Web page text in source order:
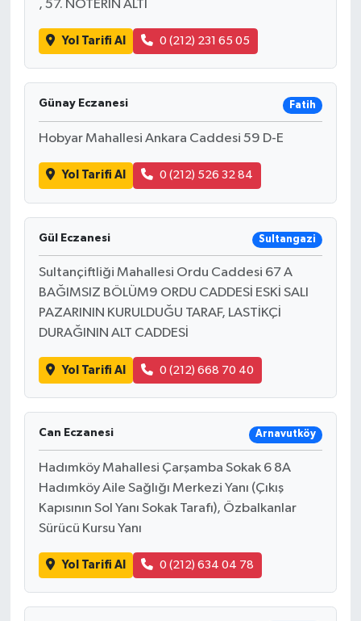
, 57. NOTERİN ALTI
Yol Tarifi Al 0 (212) 231 65 05
Günay Eczanesi Fatih
Hobyar Mahallesi Ankara Caddesi 59 D-E
Yol Tarifi Al 0 (212) 526 32 84
Gül Eczanesi Sultangazi
Sultançiftliği Mahallesi Ordu Caddesi 67 A
BAĞIMSIZ BÖLÜM9 ORDU CADDESİ ESKİ SALI
PAZARININ KURULDUĞU TARAF, LASTİKÇİ
DURAĞININ ALT CADDESİ
Yol Tarifi Al 0 (212) 668 70 40
Can Eczanesi Arnavutköy
Hadımköy Mahallesi Çarşamba Sokak 6 8A
Hadımköy Aile Sağlığı Merkezi Yanı (Çıkış
Kapısının Sol Yanı Sokak Tarafı), Özbalkanlar
Sürücü Kursu Yanı
Yol Tarifi Al 0 (212) 634 04 78